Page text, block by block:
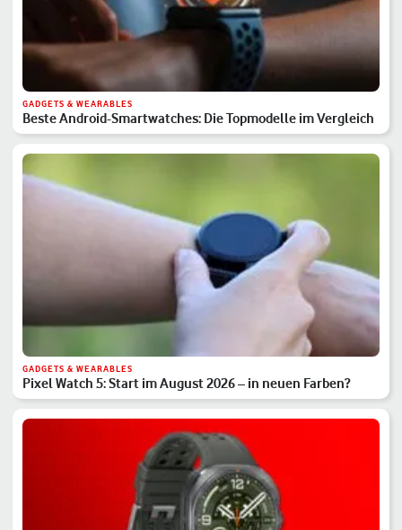
GADGETS & WEARABLES
Beste Android-Smartwatches: Die Topmodelle im Vergleich
GADGETS & WEARABLES
Pixel Watch 5: Start im August 2026 – in neuen Farben?